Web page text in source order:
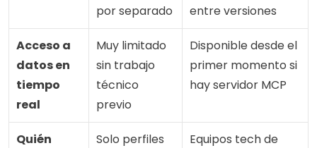
por separado
entre versiones
Acceso a
datos en
tiempo
real
Muy limitado
sin trabajo
técnico
previo
Disponible desde el
primer momento si
hay servidor MCP
Quién
Solo perfiles
Equipos tech de